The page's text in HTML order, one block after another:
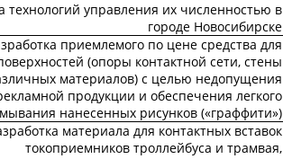
технологий управления их численностью в
городе Новосибирске
приемлемого по цене средства для
(опоры контактной сети, стены
материалов) с целью недопущения
продукции и обеспечения легкого
нанесенных рисунков («граффити»)
материала для контактных вставок
токоприемников троллейбуса и трамвая,